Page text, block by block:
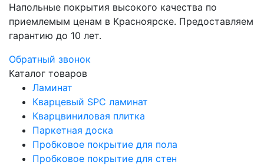
Напольные покрытия высокого качества по
приемлемым ценам в Красноярске. Предоставляем
гарантию до 10 лет.
Обратный звонок
Каталог товаров
Ламинат
Кварцевый SPC ламинат
Кварцвиниловая плитка
Паркетная доска
Пробковое покрытие для пола
Пробковое покрытие для стен